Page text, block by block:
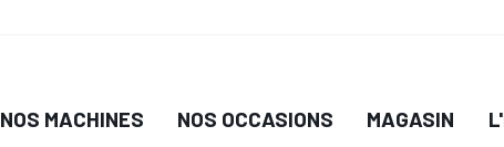
NOS MACHINES NOS OCCASIONS MAGASIN